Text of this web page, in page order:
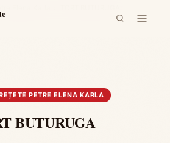
PETRE ELENA KARLA
BUTURUGA